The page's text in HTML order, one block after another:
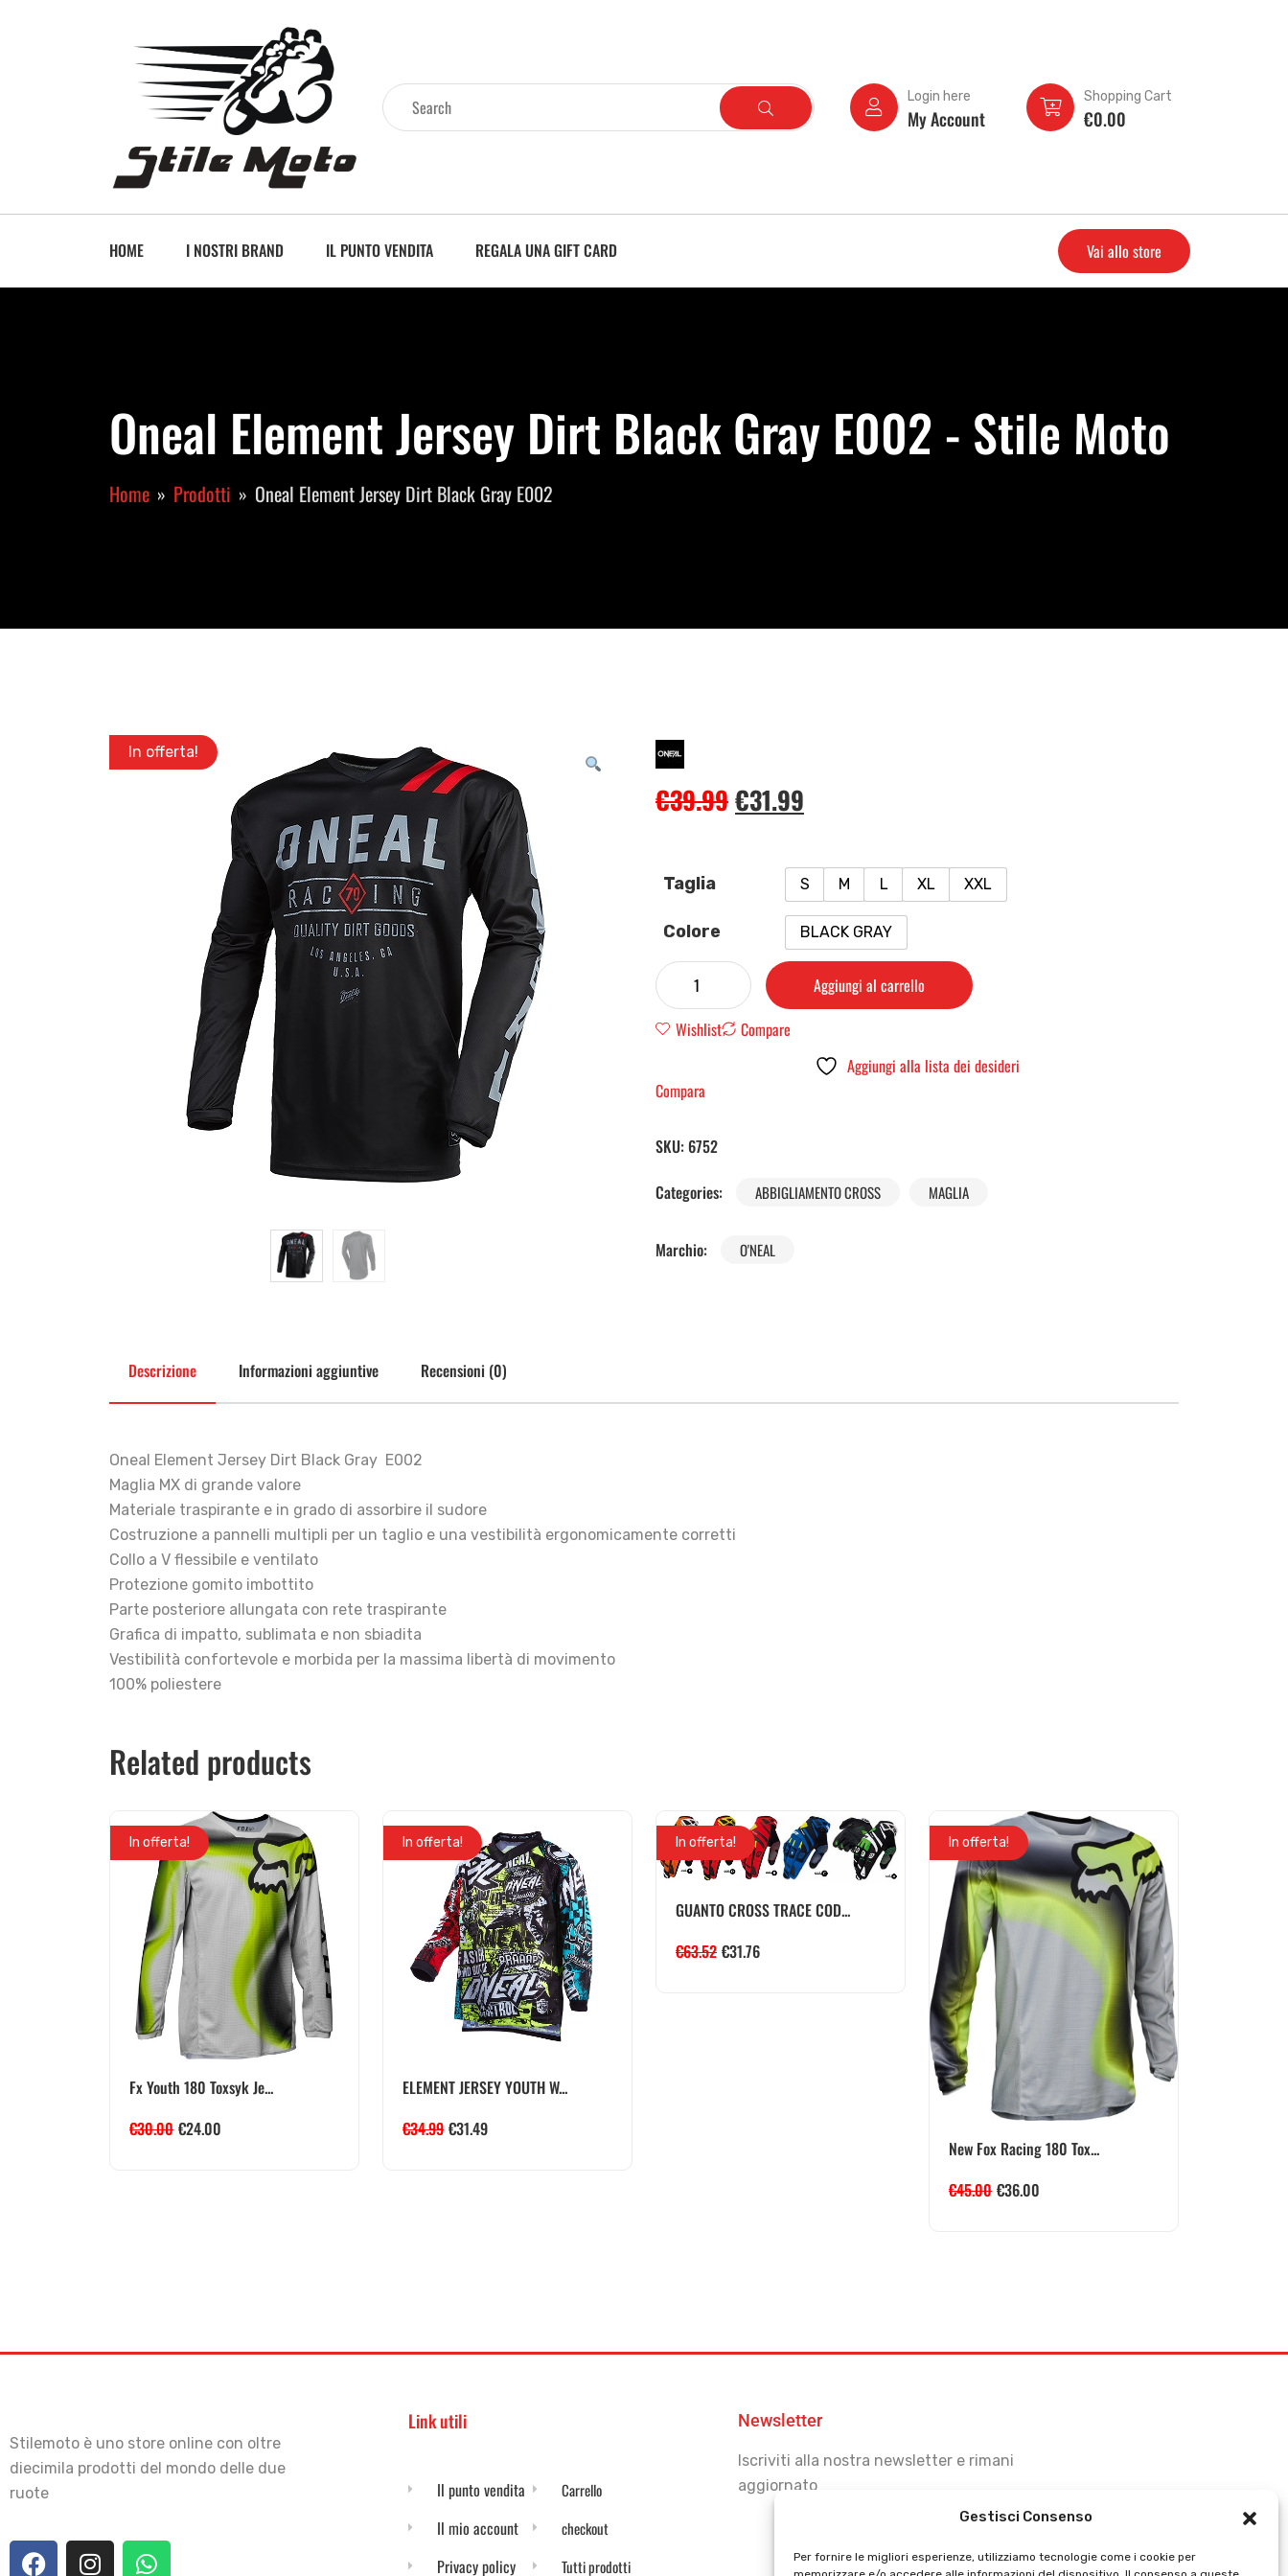
Gestisci Consenso
Per fornire le migliori esperienze, utilizziamo tecnologie come i cookie per
Login here
My Account
Shopping Cart
€0.00
HOME I NOSTRI BRAND IL PUNTO VENDITA REGALA UNA GIFT CARD Vai allo store
Oneal Element Jersey Dirt Black Gray E002 - Stile Moto
Home Prodotti Oneal Element Jersey Dirt Black Gray E002
In offerta!
€39.99€31.99
Taglia S M L XL XXL
Colore BLACK GRAY
Aggiungi al carrello
Wishlist
Compare
Aggiungi alla lista dei desideri
Compara
SKU: 6752
Categories:
ABBIGLIAMENTO CROSS MAGLIA
Marchio: O'NEAL
Descrizione Informazioni aggiuntive Recensioni (0)
Oneal Element Jersey Dirt Black Gray E002
Maglia MX di grande valore
Materiale traspirante e in grado di assorbire il sudore
Costruzione a pannelli multipli per un taglio e una vestibilità ergonomicamente corretti
Collo a V flessibile e ventilato
Protezione gomito imbottito
Parte posteriore allungata con rete traspirante
Grafica di impatto, sublimata e non sbiadita
Vestibilità confortevole e morbida per la massima libertà di movimento
100% poliestere
Related products
In offerta!
Fx Youth 180 Toxsyk Je...
€30.00 €24.00
In offerta!
ELEMENT JERSEY YOUTH W...
€34.99 €31.49
In offerta!
GUANTO CROSS TRACE COD...
€63.52 €31.76
In offerta!
New Fox Racing 180 Tox...
€45.00 €36.00
Stilemoto è uno store online con oltre
diecimila prodotti del mondo delle due
ruote
Link utili
Il punto vendita
Il mio account
Privacy policy
Carrello
checkout
Tutti prodotti
Newsletter
Iscriviti alla nostra newsletter e rimani
aggiornato